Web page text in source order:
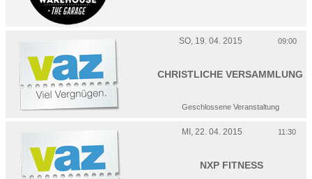
SO, 19. 04. 2015 09:00
CHRISTLICHE VERSAMMLUNG
Geschlossene Veranstaltung
MI, 22. 04. 2015 11:30
NXP FITNESS